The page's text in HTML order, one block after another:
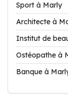
Sport à Marly
Architecte à
Institut de
Ostéopathe à
Banque à